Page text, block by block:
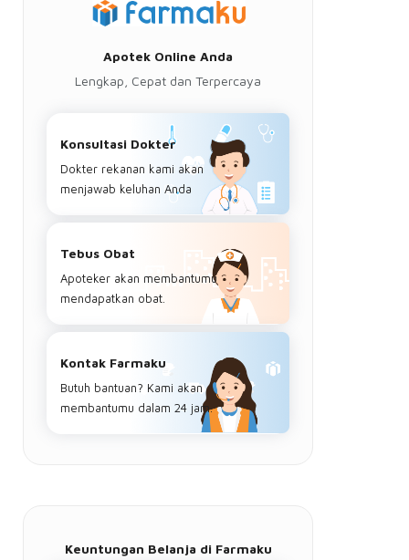
Apotek Online Anda
Lengkap, Cepat dan Terpercaya
Konsultasi Dokter
Dokter rekanan kami akan
menjawab keluhan Anda
Tebus Obat
Apoteker akan membantumu
mendapatkan obat.
Kontak Farmaku
Butuh bantuan? Kami akan
membantumu dalam 24 jam.
Keuntungan Belanja di Farmaku